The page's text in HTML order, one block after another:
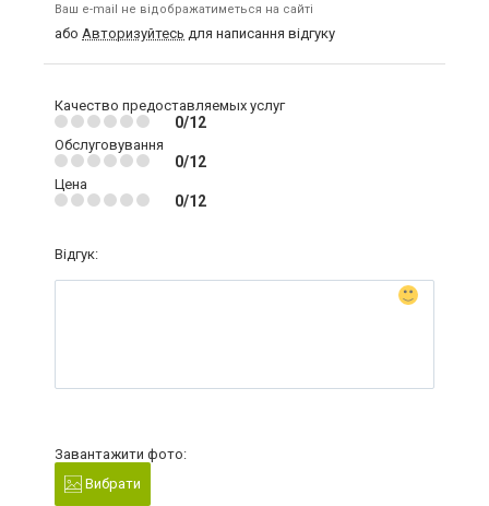
Ваш e-mail не відображатиметься на сайті
або Авторизуйтесь для написання відгуку
Качество предоставляемых услуг
0/12
Обслуговування
0/12
Цена
0/12
Відгук:
Завантажити фото:
Вибрати